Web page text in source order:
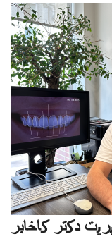
دکتر کاخابر